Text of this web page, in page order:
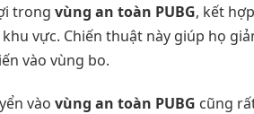
trong vùng an toàn PUBG, kết
vực. Chiến thuật này giúp họ
vào vùng bo.
vào vùng an toàn PUBG cũng